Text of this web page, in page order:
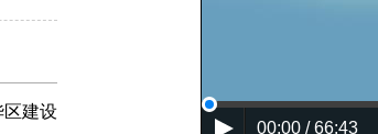
区建设
00:00 / 66:43